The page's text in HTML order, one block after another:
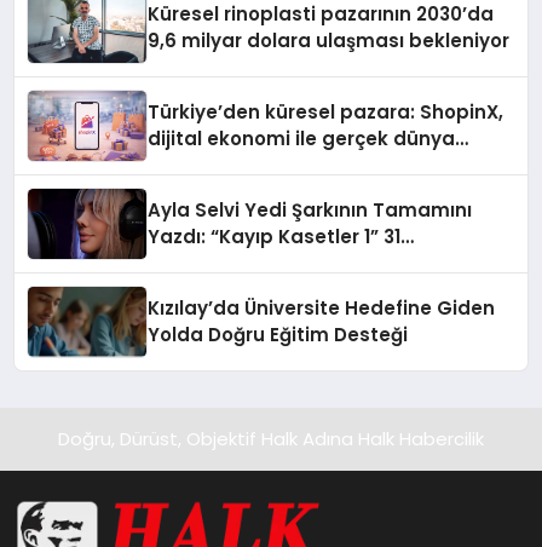
Küresel rinoplasti pazarının 2030’da
9,6 milyar dolara ulaşması bekleniyor
Türkiye’den küresel pazara: ShopinX,
dijital ekonomi ile gerçek dünya
Ayla Selvi Yedi Şarkının Tamamını
Yazdı: “Kayıp Kasetler 1” 31
Kızılay’da Üniversite Hedefine Giden
Yolda Doğru Eğitim Desteği
Doğru, Dürüst, Objektif Halk Adına Halk Habercilik